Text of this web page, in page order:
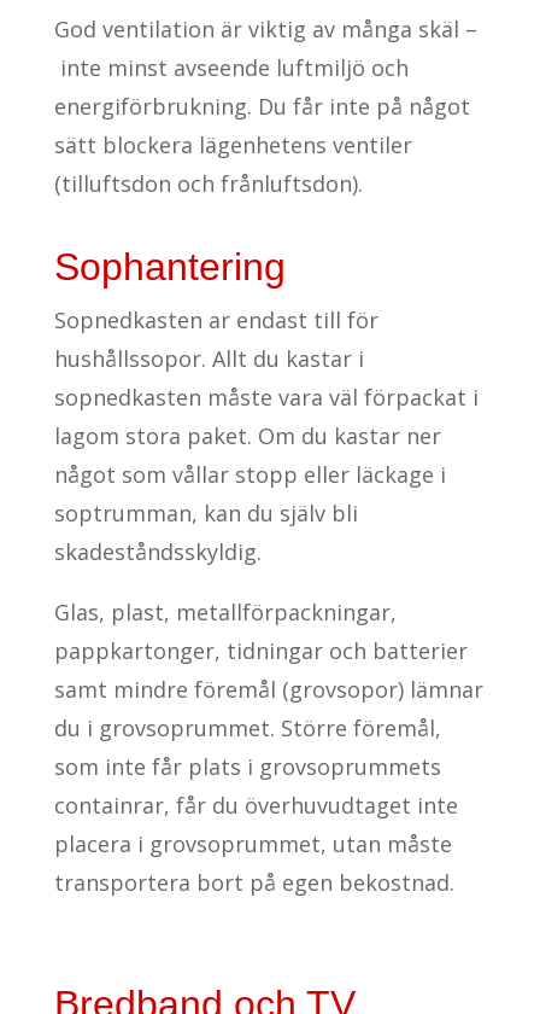
God ventilation är viktig av många skäl –
inte minst avseende luftmiljö och
energiförbrukning. Du får inte på något
sätt blockera lägenhetens ventiler
(tilluftsdon och frånluftsdon).
Sophantering
Sopnedkasten ar endast till för
hushållssopor. Allt du kastar i
sopnedkasten måste vara väl förpackat i
lagom stora paket. Om du kastar ner
något som vållar stopp eller läckage i
soptrumman, kan du själv bli
skadeståndsskyldig.
Glas, plast, metallförpackningar,
pappkartonger, tidningar och batterier
samt mindre föremål (grovsopor) lämnar
du i grovsoprummet. Större föremål,
som inte får plats i grovsoprummets
containrar, får du överhuvudtaget inte
placera i grovsoprummet, utan måste
transportera bort på egen bekostnad.
Bredband och TV